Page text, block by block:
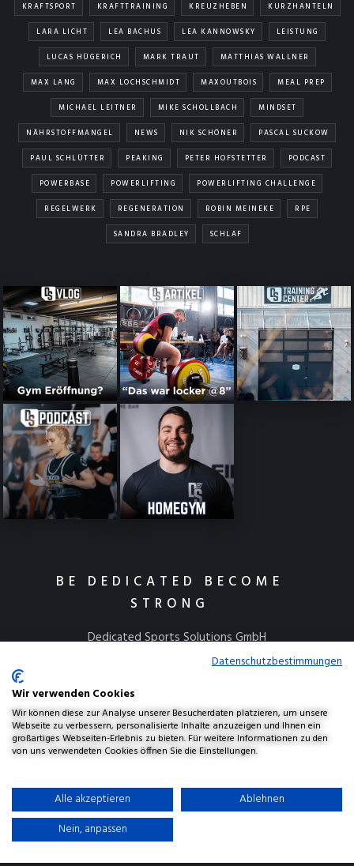
KRAFTSPORT KRAFTTRAINING KREUZHEBEN KURZHANTELN
LARA LICHT LEA BACHUS LEA KANNOWSKY LEISTUNG
LUCAS HÜGERICH MARK TRAUT MATTHIAS WALLNER
MAX LANG MAX LOCHSCHMIDT MAXOUTBOIS MEAL PREP
MICHAEL LEITNER MIKE SCHOLLBACH MINDSET
NÄHRSTOFFMANGEL NEWS NIK SCHÖNER PASCAL SUCKOW
PAUL SCHLÜTTER PEAKING PETER HOFSTETTER PODCAST
POWERBASE POWERLIFTING POWERLIFTING CHALLENGE
REGELWERK REGENERATION ROBIN MEINEKE RPE
SANDRA BRADLEY SCHLAF
BE DEDICATED BECOME
STRONG
Dedicated Sports Solutions GmbH
Kulmbacher Straße 115
95445 Bayreuth
Versand & Lieferung
Haftungsausschluss
Datenschutzbestimmungen
Wir verwenden Cookies
Wir können diese zur Analyse unserer Besucherdaten platzieren, um unsere
Webseite zu verbessern, personalisierte Inhalte anzuzeigen und Ihnen ein
großartiges Webseiten-Erlebnis zu bieten. Für weitere Informationen zu den
von uns verwendeten Cookies öffnen Sie die Einstellungen.
Alle akzeptieren
Ablehnen
Nein, anpassen